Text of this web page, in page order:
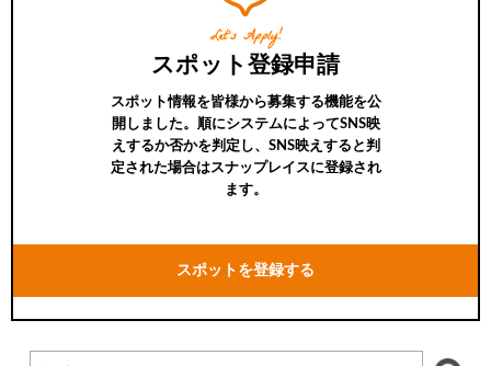
Let’s Apply!
スポット登録申請
スポット情報を皆様から募集する機能を公
開しました。順にシステムによってSNS映
えするか否かを判定し、SNS映えすると判
定された場合はスナップレイスに登録され
ます。
スポットを登録する